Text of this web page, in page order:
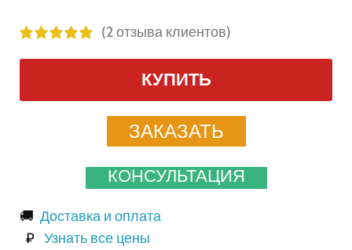
(2отзыва клиентов)
КУПИТЬ
ЗАКАЗАТЬ
КОНСУЛЬТАЦИЯ
🚚 Доставка и оплата
₽ Узнать все цены